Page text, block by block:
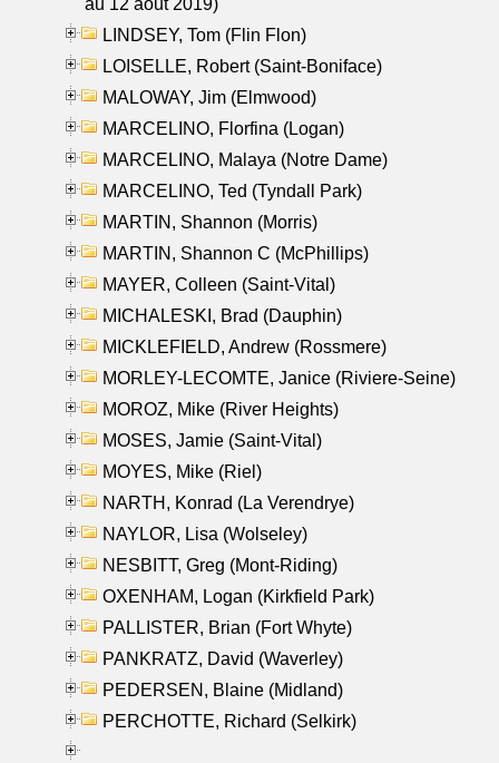
LINDSEY, Tom (Flin Flon)
LOISELLE, Robert (Saint-Boniface)
MALOWAY, Jim (Elmwood)
MARCELINO, Florfina (Logan)
MARCELINO, Malaya (Notre Dame)
MARCELINO, Ted (Tyndall Park)
MARTIN, Shannon (Morris)
MARTIN, Shannon C (McPhillips)
MAYER, Colleen (Saint-Vital)
MICHALESKI, Brad (Dauphin)
MICKLEFIELD, Andrew (Rossmere)
MORLEY-LECOMTE, Janice (Riviere-Seine)
MOROZ, Mike (River Heights)
MOSES, Jamie (Saint-Vital)
MOYES, Mike (Riel)
NARTH, Konrad (La Verendrye)
NAYLOR, Lisa (Wolseley)
NESBITT, Greg (Mont-Riding)
OXENHAM, Logan (Kirkfield Park)
PALLISTER, Brian (Fort Whyte)
PANKRATZ, David (Waverley)
PEDERSEN, Blaine (Midland)
PERCHOTTE, Richard (Selkirk)